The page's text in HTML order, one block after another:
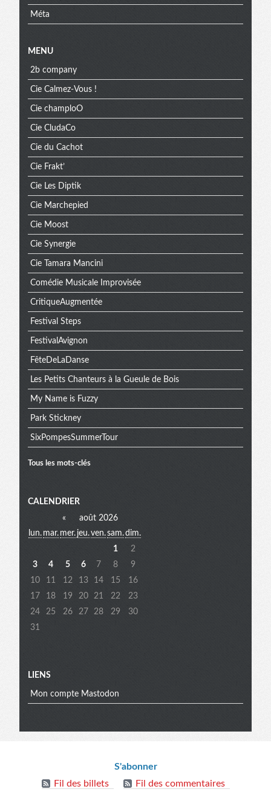
Méta
MENU
2b company
Cie Calmez-Vous !
Cie champloO
Cie CludaCo
Cie du Cachot
Cie Frakt’
Cie Les Diptik
Cie Marchepied
Cie Moost
Cie Synergie
Cie Tamara Mancini
Comédie Musicale Improvisée
CritiqueAugmentée
Festival Steps
FestivalAvignon
FêteDeLaDanse
Les Petits Chanteurs à la Gueule de Bois
My Name is Fuzzy
Park Stickney
SixPompesSummerTour
Tous les mots-clés
Menu
extra
CALENDRIER
«
août 2026
lun. mar. mer. jeu.ven.sam.dim.
1
2
3
4 5 6 7 8
9
10
11 12 13 14 15
16
17
18 19 20 21 22
23
24
25 26 27 28 29
30
31
LIENS
Mon compte Mastodon
Informations
S'abonner
Fil des billets
Fil des commentaires